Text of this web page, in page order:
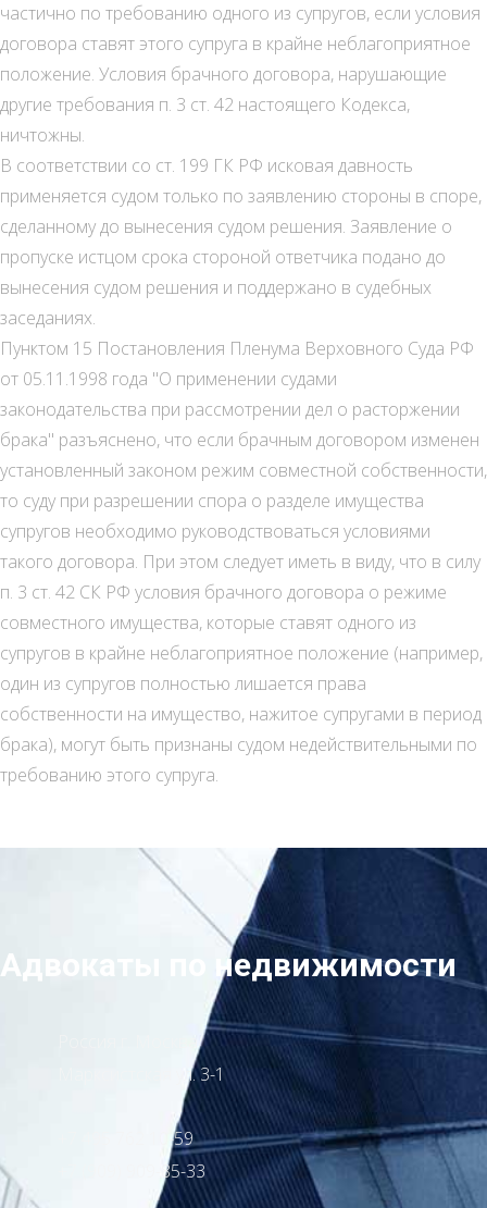
частично по требованию одного из супругов, если условия
договора ставят этого супруга в крайне неблагоприятное
положение. Условия брачного договора, нарушающие
другие требования п. 3 ст. 42 настоящего Кодекса,
ничтожны.
В соответствии со ст. 199 ГК РФ исковая давность
применяется судом только по заявлению стороны в споре,
сделанному до вынесения судом решения. Заявление о
пропуске истцом срока стороной ответчика подано до
вынесения судом решения и поддержано в судебных
заседаниях.
Пунктом 15 Постановления Пленума Верховного Суда РФ
от 05.11.1998 года "О применении судами
законодательства при рассмотрении дел о расторжении
брака" разъяснено, что если брачным договором изменен
установленный законом режим совместной собственности,
то суду при разрешении спора о разделе имущества
супругов необходимо руководствоваться условиями
такого договора. При этом следует иметь в виду, что в силу
п. 3 ст. 42 СК РФ условия брачного договора о режиме
совместного имущества, которые ставят одного из
супругов в крайне неблагоприятное положение (например,
один из супругов полностью лишается права
собственности на имущество, нажитое супругами в период
брака), могут быть признаны судом недействительными по
требованию этого супруга.
Адвокаты по недвижимости
Марксистская ул. 3-1
+7 495 762 10-59
+7 (909) 909-85-33